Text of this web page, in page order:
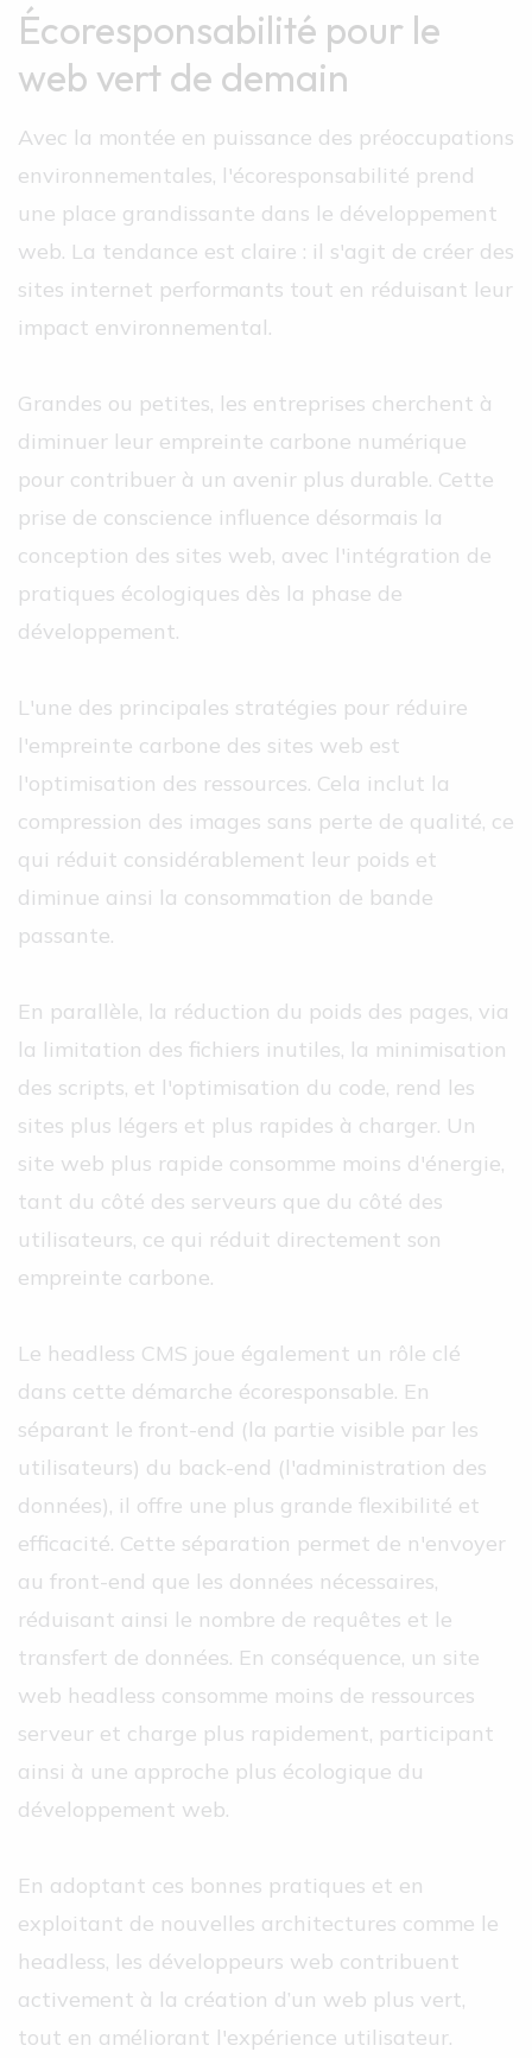
Écoresponsabilité pour le
web vert de demain
Avec la montée en puissance des préoccupations
environnementales, l'écoresponsabilité prend
une place grandissante dans le développement
web. La tendance est claire : il s'agit de créer des
sites internet performants tout en réduisant leur
impact environnemental.
Grandes ou petites, les entreprises cherchent à
diminuer leur empreinte carbone numérique
pour contribuer à un avenir plus durable. Cette
prise de conscience influence désormais la
conception des sites web, avec l'intégration de
pratiques écologiques dès la phase de
développement.
L'une des principales stratégies pour réduire
l'empreinte carbone des sites web est
l'optimisation des ressources. Cela inclut la
compression des images sans perte de qualité, ce
qui réduit considérablement leur poids et
diminue ainsi la consommation de bande
passante.
En parallèle, la réduction du poids des pages, via
la limitation des fichiers inutiles, la minimisation
des scripts, et l'optimisation du code, rend les
sites plus légers et plus rapides à charger. Un
site web plus rapide consomme moins d'énergie,
tant du côté des serveurs que du côté des
utilisateurs, ce qui réduit directement son
empreinte carbone.
Le headless CMS joue également un rôle clé
dans cette démarche écoresponsable. En
séparant le front-end (la partie visible par les
utilisateurs) du back-end (l'administration des
données), il offre une plus grande flexibilité et
efficacité. Cette séparation permet de n'envoyer
au front-end que les données nécessaires,
réduisant ainsi le nombre de requêtes et le
transfert de données. En conséquence, un site
web headless consomme moins de ressources
serveur et charge plus rapidement, participant
ainsi à une approche plus écologique du
développement web.
En adoptant ces bonnes pratiques et en
exploitant de nouvelles architectures comme le
headless, les développeurs web contribuent
activement à la création d’un web plus vert,
tout en améliorant l'expérience utilisateur.